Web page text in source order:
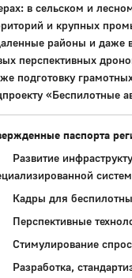
в сельском и
и крупных
районы и даже
перспективных
подготовку
«Беспилотные
паспорта
для
спроса